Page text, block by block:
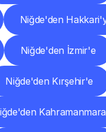
Niğde'den
Niğde'den İzmir'e
Niğde'den Kırşehir'e